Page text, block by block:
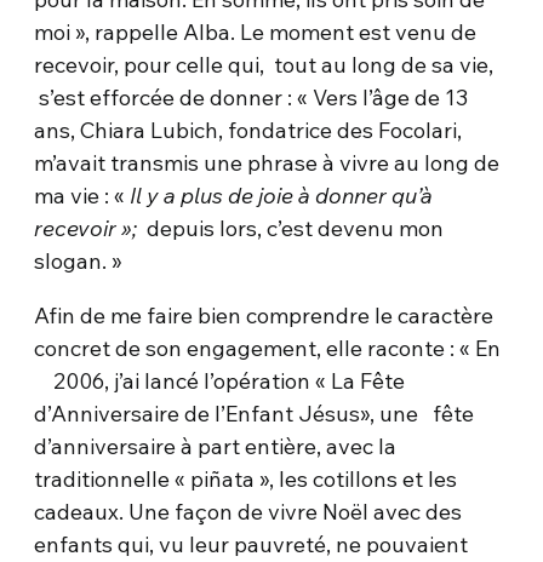
moi », rappelle Alba. Le moment est venu de
recevoir, pour celle qui, tout au long de sa vie,
s’est efforcée de donner : « Vers l’âge de 13
ans, Chiara Lubich, fondatrice des Focolari,
m’avait transmis une phrase à vivre au long de
ma vie : « Il y a plus de joie à donner qu’à
recevoir »; depuis lors, c’est devenu mon
slogan. »
Afin de me faire bien comprendre le caractère
concret de son engagement, elle raconte : « En
2006, j’ai lancé l’opération « La Fête
d’Anniversaire de l’Enfant Jésus», une fête
d’anniversaire à part entière, avec la
traditionnelle « piñata », les cotillons et les
cadeaux. Une façon de vivre Noël avec des
enfants qui, vu leur pauvreté, ne pouvaient